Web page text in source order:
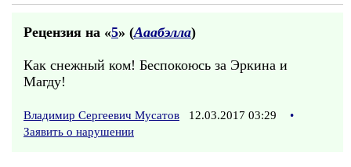
Рецензия на «5» (Ааабэлла)
Как снежный ком! Беспокоюсь за Эркина и
Магду!
Владимир Сергеевич Мусатов 12.03.2017 03:29
•
Заявить о нарушении